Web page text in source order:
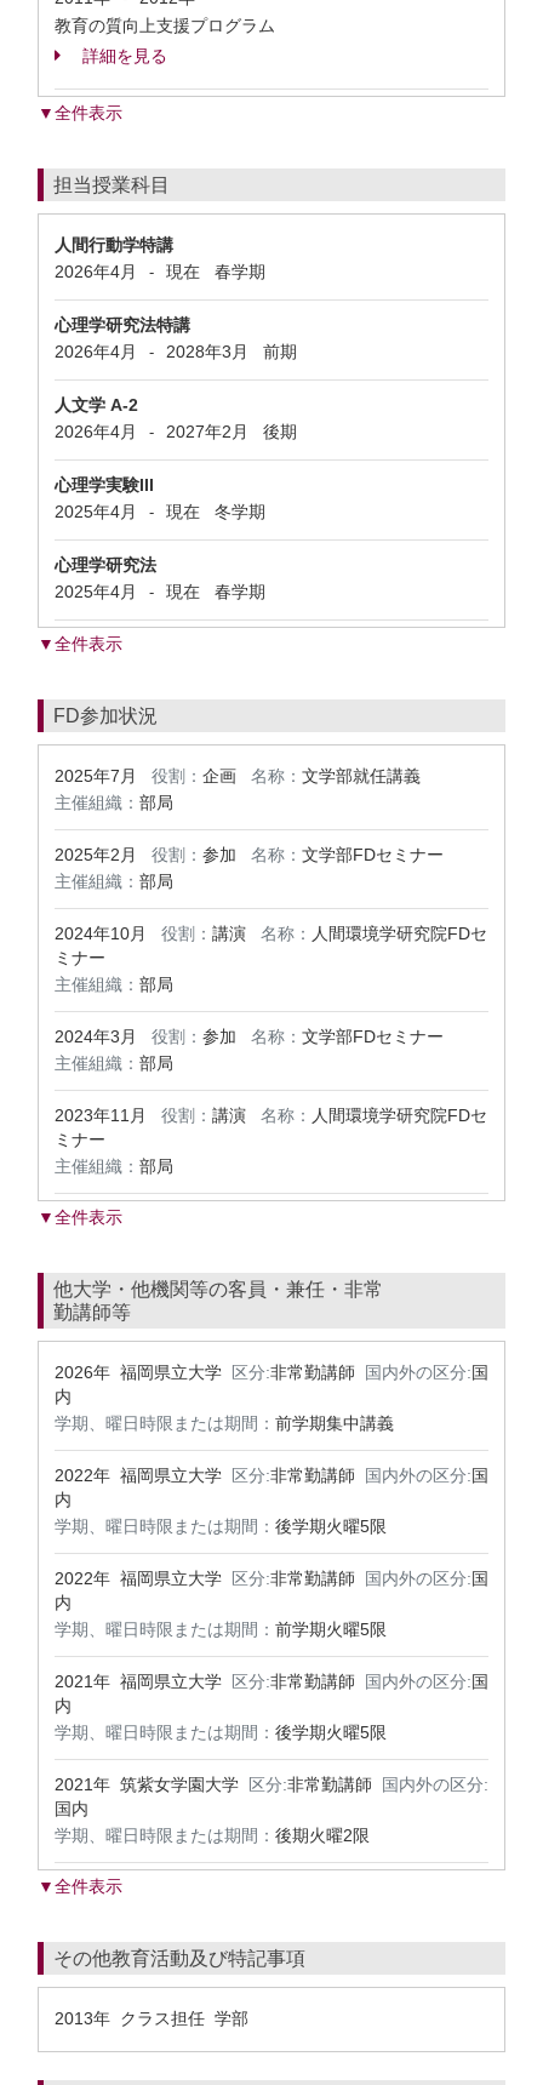
教育の質向上支援プログラム
詳細を見る
▼全件表示
担当授業科目
人間行動学特講
2026年4月
- 現在 春学期
心理学研究法特講
2026年4月
- 2028年3月 前期
人文学 A-2
2026年4月
- 2027年2月 後期
心理学実験III
2025年4月
- 現在 冬学期
心理学研究法
2025年4月
- 現在 春学期
▼全件表示
FD参加状況
2025年7月 役割： 企画 名称： 文学部就任講義
主催組織： 部局
2025年2月 役割： 参加 名称： 文学部FDセミナー
主催組織： 部局
2024年10月 役割： 講演 名称： 人間環境学研究院FDセ
ミナー
主催組織： 部局
2024年3月 役割： 参加 名称： 文学部FDセミナー
主催組織： 部局
2023年11月 役割： 講演 名称： 人間環境学研究院FDセ
ミナー
主催組織： 部局
▼全件表示
他大学・他機関等の客員・兼任・非常
勤講師等
2026年 福岡県立大学 区分:非常勤講師 国内外の区分:国
内
学期、曜日時限または期間： 前学期集中講義
2022年 福岡県立大学 区分:非常勤講師 国内外の区分:国
内
学期、曜日時限または期間： 後学期火曜5限
2022年 福岡県立大学 区分:非常勤講師 国内外の区分:国
内
学期、曜日時限または期間： 前学期火曜5限
2021年 福岡県立大学 区分:非常勤講師 国内外の区分:国
内
学期、曜日時限または期間： 後学期火曜5限
2021年 筑紫女学園大学 区分:非常勤講師
国内外の区分:
国内
学期、曜日時限または期間： 後期火曜2限
▼全件表示
その他教育活動及び特記事項
2013年 クラス担任 学部